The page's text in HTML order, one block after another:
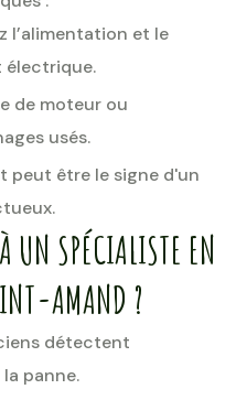
l’alimentation et le
de moteur ou
usés.
peut être le signe d'un
UN SPÉCIALISTE EN
AMAND ?
détectent
panne.